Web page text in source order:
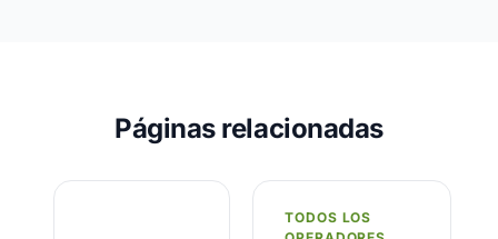
Páginas relacionadas
TODOS LOS